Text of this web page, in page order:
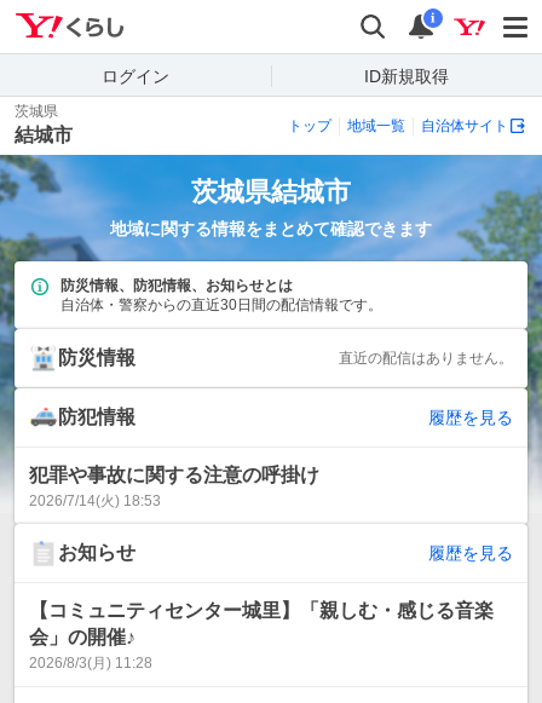
検索 通知
i
ログイン ID新規取得
茨城県
結城市 トップ 地域一覧 自治体サイト
茨城県結城市
地域に関する情報をまとめて確認できます
防災情報、防犯情報、お知らせとは
自治体・警察からの直近30日間の配信情報です。
防災情報 直近の配信はありません。
防犯情報 履歴を見る
犯罪や事故に関する注意の呼掛け
2026/7/14(火) 18:53
お知らせ 履歴を見る
【コミュニティセンター城里】「親しむ・感じる音楽
会」の開催♪
2026/8/3(月) 11:28